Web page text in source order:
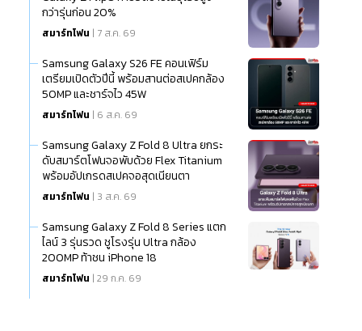
กว่ารุ่นก่อน 20%
สมาร์ทโฟน | 7 ส.ค. 69
Samsung Galaxy S26 FE คอนเฟิร์ม
เตรียมเปิดตัวปีนี้ พร้อมสานต่อสเปคกล้อง
50MP และชาร์จไว 45W
สมาร์ทโฟน | 6 ส.ค. 69
Samsung Galaxy Z Fold 8 Ultra ยกระ
ดับสมาร์ตโฟนจอพับด้วย Flex Titanium
พร้อมอัปเกรดสเปคจอสุดเนียนตา
สมาร์ทโฟน | 3 ส.ค. 69
Samsung Galaxy Z Fold 8 Series แตก
ไลน์ 3 รุ่นรวด ชูโรงรุ่น Ultra กล้อง
200MP ท้าชน iPhone 18
สมาร์ทโฟน | 29 ก.ค. 69